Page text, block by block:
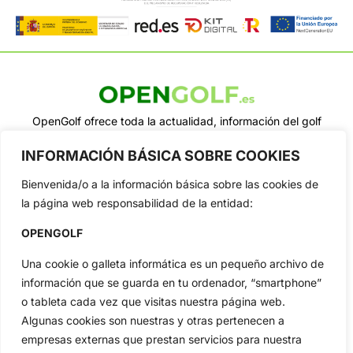
INFORMACIÓN BÁSICA SOBRE COOKIES
Bienvenida/o a la información básica sobre las cookies de
la página web responsabilidad de la entidad:
OPENGOLF
Una cookie o galleta informática es un pequeño archivo de
información que se guarda en tu ordenador, “smartphone”
o tableta cada vez que visitas nuestra página web.
Algunas cookies son nuestras y otras pertenecen a
empresas externas que prestan servicios para nuestra
OpenGolf ofrece toda la actualidad, información del golf
Jon Rahm, LIV Golf, PGA Tour, Ryder Cup, DP World Tour, LPGA
Tour...
Categorias
Inicio
Actualidad
Circuitos
Especiales
Jon Rahm
Vídeos
De Interés
Compañía
Aviso Legal